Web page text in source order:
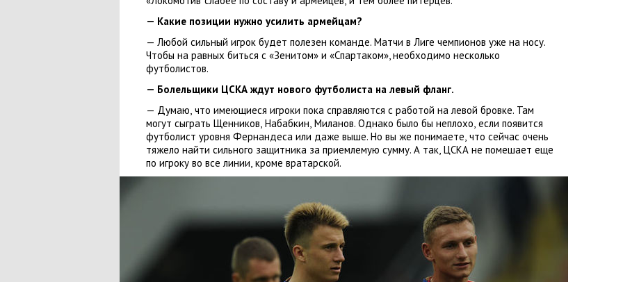
— Какие позиции нужно усилить армейцам?
— Любой сильный игрок будет полезен команде. Матчи в Лиге чемпионов уже на носу.
Чтобы на равных биться с «Зенитом» и «Спартаком», необходимо несколько
футболистов.
— Болельщики ЦСКА ждут нового футболиста на левый фланг.
— Думаю, что имеющиеся игроки пока справляются с работой на левой бровке. Там
могут сыграть Щенников, Набабкин, Миланов. Однако было бы неплохо, если появится
футболист уровня Фернандеса или даже выше. Но вы же понимаете, что сейчас очень
тяжело найти сильного защитника за приемлемую сумму. А так, ЦСКА не помешает еще
по игроку во все линии, кроме вратарской.